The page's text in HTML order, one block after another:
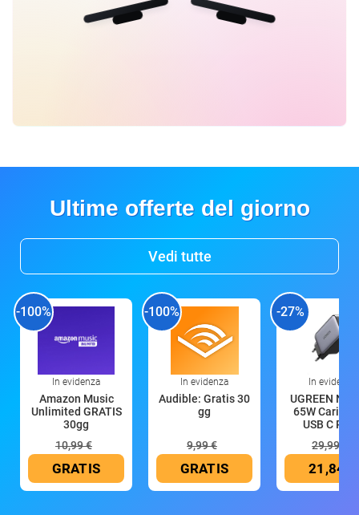
Ultime offerte del giorno
Vedi tutte
-100%
In evidenza
Amazon Music
Unlimited GRATIS
30gg
10,99 €
GRATIS
-100%
In evidenza
Audible: Gratis 30
gg
9,99 €
GRATIS
-27%
In evidenza
UGREEN
65W
USB C
29,99 €
21,84 €